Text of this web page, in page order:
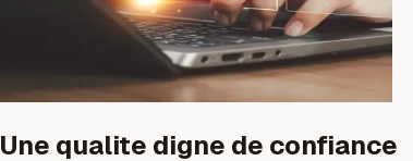
Une qualite digne de confiance